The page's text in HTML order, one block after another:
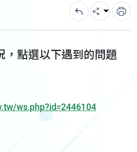
回上一頁
分享 列
，點選以下遇到的問題
ws.php?id=2446104